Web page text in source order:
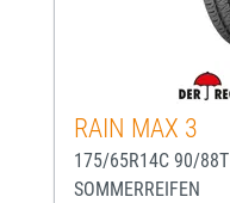
RAIN MAX 3
175/65R14C 90/88T
SOMMERREIFEN